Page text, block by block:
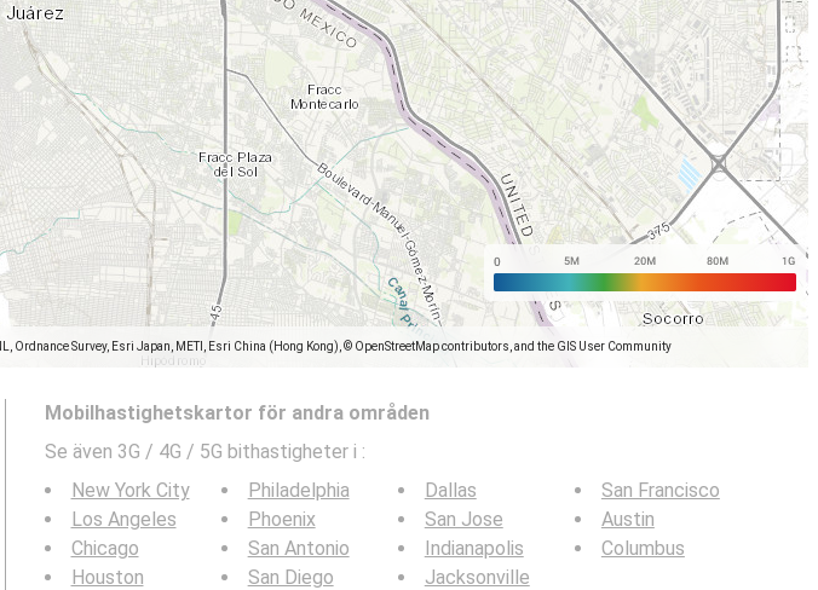
Ordnance Survey, Esri Japan, METI, Esri China (Hong Kong), © OpenStreetMap contributors, and the GIS User Community
Mobilhastighetskartor för andra områden
Se även 3G / 4G / 5G bithastigheter i :
New York City
Los Angeles
Chicago
Houston
Philadelphia
Phoenix
San Antonio
San Diego
Dallas
San Jose
Indianapolis
Jacksonville
San Francisco
Austin
Columbus